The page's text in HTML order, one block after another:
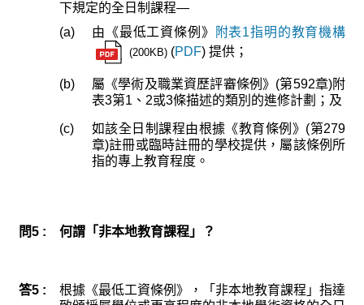
下規定的全日制課程—
(a)
由《最低工資條例》 附表1指明的教育機構
(200KB) (PDF) 提供；
(b)
屬《學術及職業資歷評審條例》(第592章)附
表3第1、2或3條描述的類別的進修計劃；及
(c)
如該全日制課程由根據《教育條例》(第279
章)註冊或臨時註冊的學校提供，屬該條例所
指的專上教育程度。
問5 : 何謂「非本地教育課程」？
答5 :
根據《最低工資條例》，「非本地教育課程」指達